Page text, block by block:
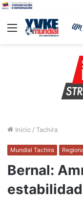
Menu
Inicio / Tachira
Mundial Tachira
Bernal: